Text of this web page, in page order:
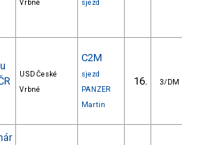
Vrbné
sjezd
USD České
Vrbné
C2M
sjezd
PANZER
Martin
16. 3/DM